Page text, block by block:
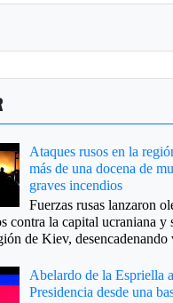
Ataques rusos en la
más de una docena de
graves incendios
Fuerzas rusas lanzaron
contra la capital ucraniana y
de Kiev, desencadenando
Abelardo de la Espriella
Presidencia desde una